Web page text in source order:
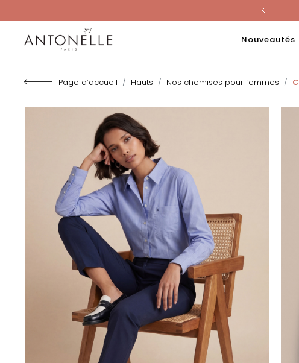
Last Chance : -
Nouveautés
Page d’accueil Hauts Nos chemises pour femmes